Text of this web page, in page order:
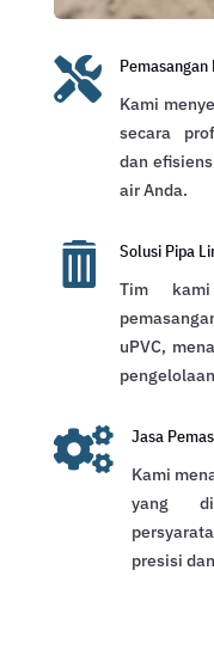

Pemasangan
Kami
secara
dan
air Anda.

Solusi Pipa
Tim
uPVC,

Jasa
Kami
yang
presisi